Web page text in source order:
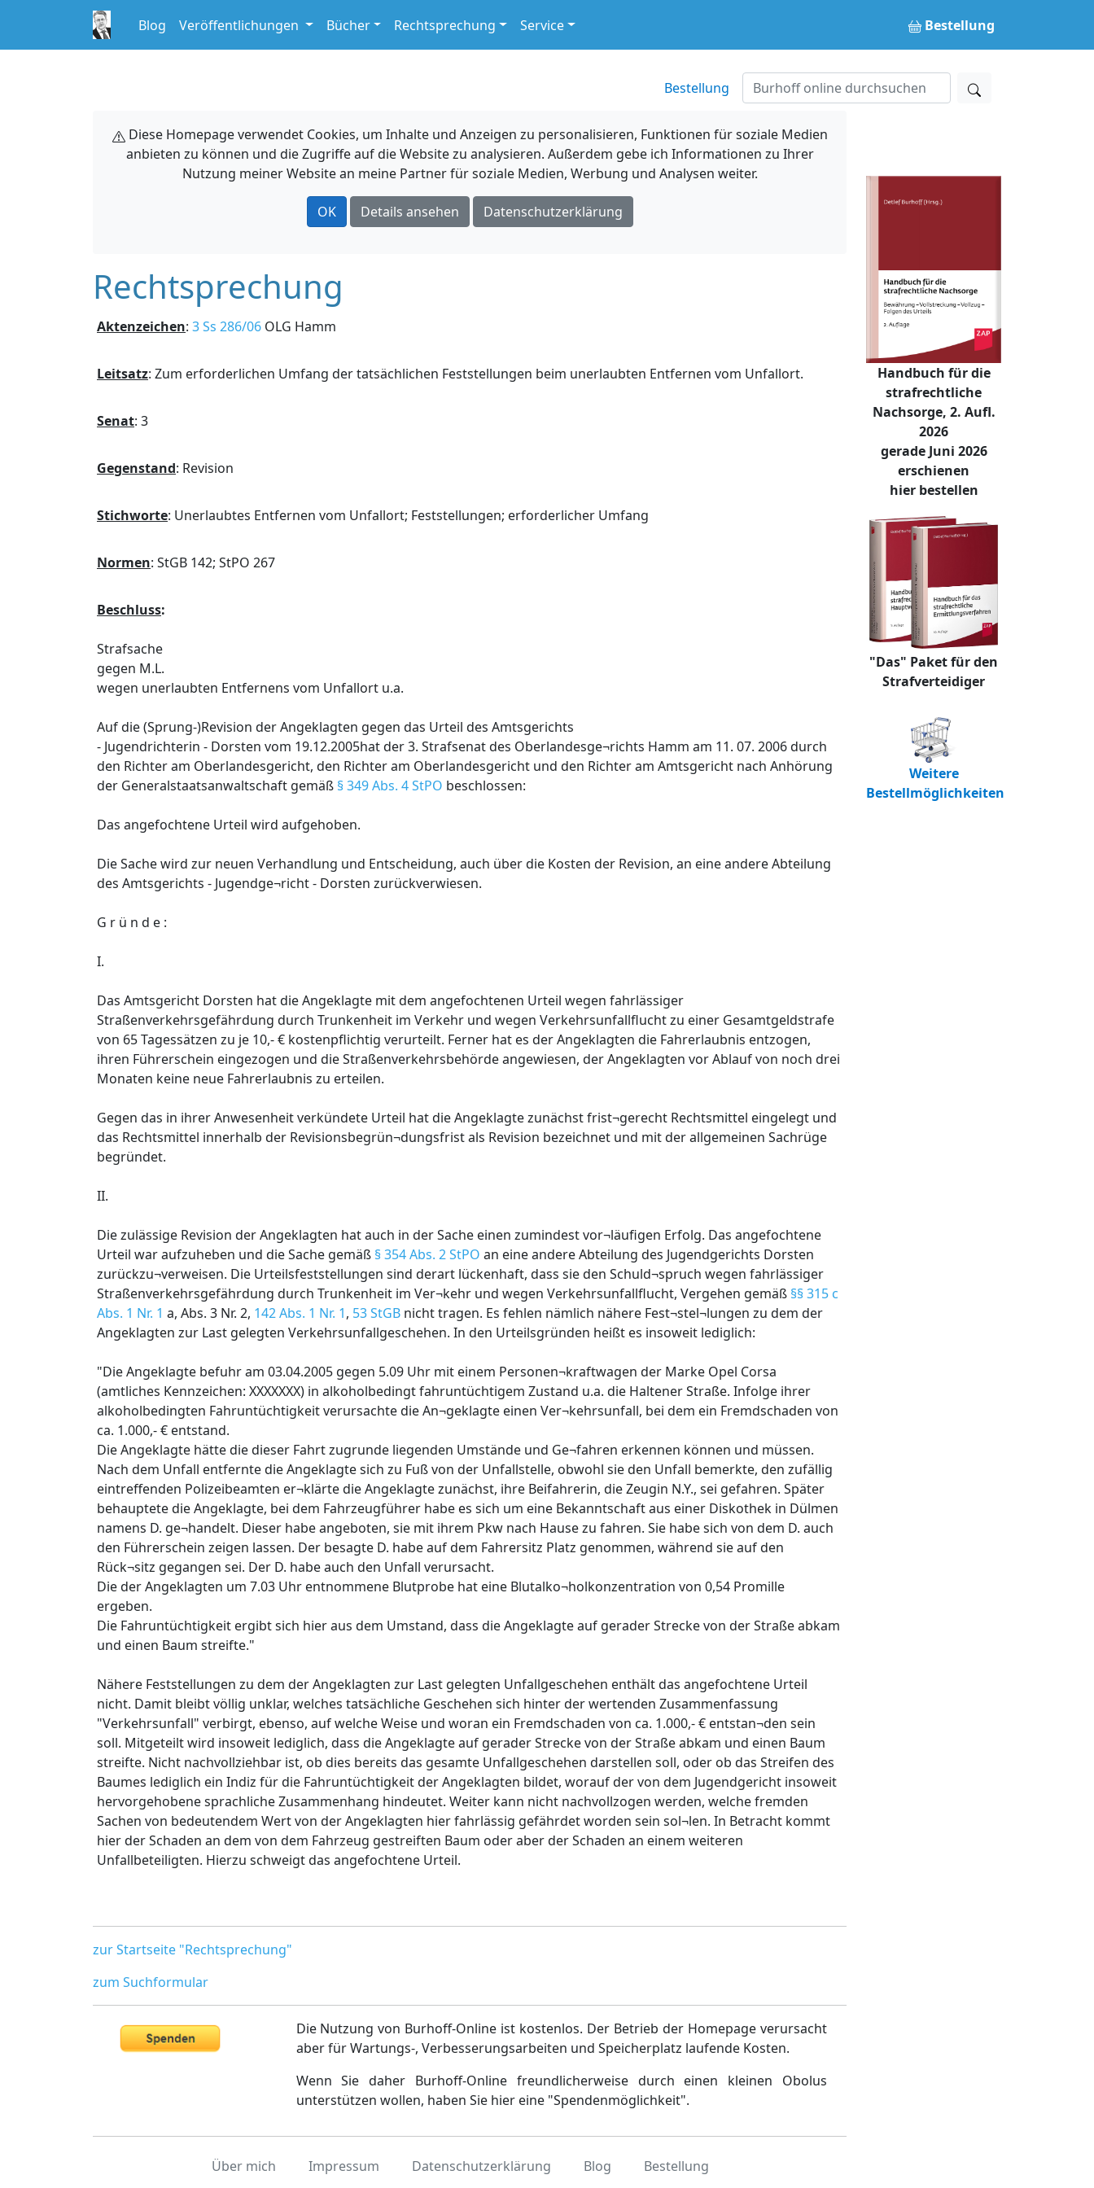
Blog Veröffentlichungen Bücher Rechtsprechung Service Bestellung
Bestellung
Diese Homepage verwendet Cookies, um Inhalte und Anzeigen zu personalisieren, Funktionen für soziale Medien
anbieten zu können und die Zugriffe auf die Website zu analysieren. Außerdem gebe ich Informationen zu Ihrer
Nutzung meiner Website an meine Partner für soziale Medien, Werbung und Analysen weiter.
OK Details ansehen Datenschutzerklärung
Rechtsprechung
Aktenzeichen: 3 Ss 286/06 OLG Hamm
Leitsatz: Zum erforderlichen Umfang der tatsächlichen Feststellungen beim unerlaubten Entfernen vom Unfallort.
Senat: 3
Gegenstand: Revision
Stichworte: Unerlaubtes Entfernen vom Unfallort; Feststellungen; erforderlicher Umfang
Normen: StGB 142; StPO 267
Beschluss:
Strafsache
gegen M.L.
wegen unerlaubten Entfernens vom Unfallort u.a.
Auf die (Sprung-)Revision der Angeklagten gegen das Urteil des Amtsgerichts
- Jugendrichterin - Dorsten vom 19.12.2005hat der 3. Strafsenat des Oberlandesge¬richts Hamm am 11. 07. 2006 durch
den Richter am Oberlandesgericht, den Richter am Oberlandesgericht und den Richter am Amtsgericht nach Anhörung
der Generalstaatsanwaltschaft gemäß § 349 Abs. 4 StPO beschlossen:
Das angefochtene Urteil wird aufgehoben.
Die Sache wird zur neuen Verhandlung und Entscheidung, auch über die Kosten der Revision, an eine andere Abteilung
des Amtsgerichts - Jugendge¬richt - Dorsten zurückverwiesen.
G r ü n d e :
I.
Das Amtsgericht Dorsten hat die Angeklagte mit dem angefochtenen Urteil wegen fahrlässiger
Straßenverkehrsgefährdung durch Trunkenheit im Verkehr und wegen Verkehrsunfallflucht zu einer Gesamtgeldstrafe
von 65 Tagessätzen zu je 10,- € kostenpflichtig verurteilt. Ferner hat es der Angeklagten die Fahrerlaubnis entzogen,
ihren Führerschein eingezogen und die Straßenverkehrsbehörde angewiesen, der Angeklagten vor Ablauf von noch drei
Monaten keine neue Fahrerlaubnis zu erteilen.
Gegen das in ihrer Anwesenheit verkündete Urteil hat die Angeklagte zunächst frist¬gerecht Rechtsmittel eingelegt und
das Rechtsmittel innerhalb der Revisionsbegrün¬dungsfrist als Revision bezeichnet und mit der allgemeinen Sachrüge
begründet.
II.
Die zulässige Revision der Angeklagten hat auch in der Sache einen zumindest vor¬läufigen Erfolg. Das angefochtene
Urteil war aufzuheben und die Sache gemäß § 354 Abs. 2 StPO an eine andere Abteilung des Jugendgerichts Dorsten
zurückzu¬verweisen. Die Urteilsfeststellungen sind derart lückenhaft, dass sie den Schuld¬spruch wegen fahrlässiger
Straßenverkehrsgefährdung durch Trunkenheit im Ver¬kehr und wegen Verkehrsunfallflucht, Vergehen gemäß §§ 315 c
Abs. 1 Nr. 1 a, Abs. 3 Nr. 2, 142 Abs. 1 Nr. 1, 53 StGB nicht tragen. Es fehlen nämlich nähere Fest¬stel¬lungen zu dem der
Angeklagten zur Last gelegten Verkehrsunfallgeschehen. In den Urteilsgründen heißt es insoweit lediglich:
"Die Angeklagte befuhr am 03.04.2005 gegen 5.09 Uhr mit einem Personen¬kraftwagen der Marke Opel Corsa
(amtliches Kennzeichen: XXXXXXX) in alkoholbedingt fahruntüchtigem Zustand u.a. die Haltener Straße. Infolge ihrer
alkoholbedingten Fahruntüchtigkeit verursachte die An¬geklagte einen Ver¬kehrsunfall, bei dem ein Fremdschaden von
ca. 1.000,- € entstand.
Die Angeklagte hätte die dieser Fahrt zugrunde liegenden Umstände und Ge¬fahren erkennen können und müssen.
Nach dem Unfall entfernte die Angeklagte sich zu Fuß von der Unfallstelle, obwohl sie den Unfall bemerkte, den zufällig
eintreffenden Polizeibeamten er¬klärte die Angeklagte zunächst, ihre Beifahrerin, die Zeugin N.Y., sei gefahren. Später
behauptete die Angeklagte, bei dem Fahrzeugführer habe es sich um eine Bekanntschaft aus einer Diskothek in Dülmen
namens D. ge¬handelt. Dieser habe angeboten, sie mit ihrem Pkw nach Hause zu fahren. Sie habe sich von dem D. auch
den Führerschein zeigen lassen. Der besagte D. habe auf dem Fahrersitz Platz genommen, während sie auf den
Rück¬sitz gegangen sei. Der D. habe auch den Unfall verursacht.
Die der Angeklagten um 7.03 Uhr entnommene Blutprobe hat eine Blutalko¬holkonzentration von 0,54 Promille
ergeben.
Die Fahruntüchtigkeit ergibt sich hier aus dem Umstand, dass die Angeklagte auf gerader Strecke von der Straße abkam
und einen Baum streifte."
Nähere Feststellungen zu dem der Angeklagten zur Last gelegten Unfallgeschehen enthält das angefochtene Urteil
nicht. Damit bleibt völlig unklar, welches tatsächliche Geschehen sich hinter der wertenden Zusammenfassung
"Verkehrsunfall" verbirgt, ebenso, auf welche Weise und woran ein Fremdschaden von ca. 1.000,- € entstan¬den sein
soll. Mitgeteilt wird insoweit lediglich, dass die Angeklagte auf gerader Strecke von der Straße abkam und einen Baum
streifte. Nicht nachvollziehbar ist, ob dies bereits das gesamte Unfallgeschehen darstellen soll, oder ob das Streifen des
Baumes lediglich ein Indiz für die Fahruntüchtigkeit der Angeklagten bildet, worauf der von dem Jugendgericht insoweit
hervorgehobene sprachliche Zusammenhang hindeutet. Weiter kann nicht nachvollzogen werden, welche fremden
Sachen von bedeutendem Wert von der Angeklagten hier fahrlässig gefährdet worden sein sol¬len. In Betracht kommt
hier der Schaden an dem von dem Fahrzeug gestreiften Baum oder aber der Schaden an einem weiteren
Unfallbeteiligten. Hierzu schweigt das angefochtene Urteil.
zur Startseite "Rechtsprechung"
zum Suchformular
Die Nutzung von Burhoff-Online ist kostenlos. Der Betrieb der Homepage verursacht
aber für Wartungs-, Verbesserungsarbeiten und Speicherplatz laufende Kosten.
Wenn Sie daher Burhoff-Online freundlicherweise durch einen kleinen Obolus
unterstützen wollen, haben Sie hier eine "Spendenmöglichkeit".
Über mich Impressum Datenschutzerklärung Blog Bestellung
Handbuch für die
strafrechtliche
Nachsorge, 2. Aufl.
2026
gerade Juni 2026
erschienen
hier bestellen
"Das" Paket für den
Strafverteidiger
Weitere
Bestellmöglichkeiten